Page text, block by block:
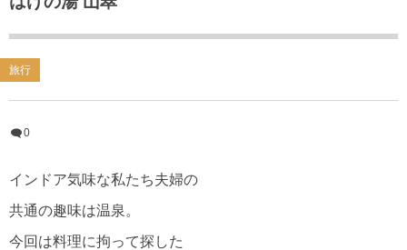
旅行
0
インドア気味な私たち夫婦の
共通の趣味は温泉。
今回は料理に拘って探した